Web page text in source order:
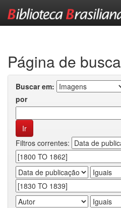
Página de busca
Buscar em:
por
Filtros correntes: